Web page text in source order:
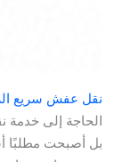
نقل عفش سريع
الحاجة إلى
بل أصبحت مطلبًا